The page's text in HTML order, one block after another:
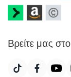
Βρείτε μας στο